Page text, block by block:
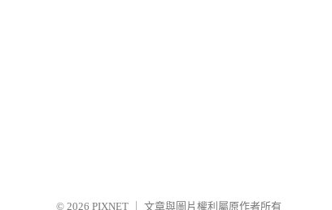
© 2026 PIXNET 文章與圖片權利屬原作者所有